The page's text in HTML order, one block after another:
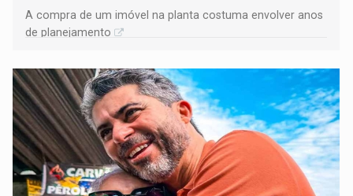
A compra de um imóvel na planta costuma envolver anos
de planejamento